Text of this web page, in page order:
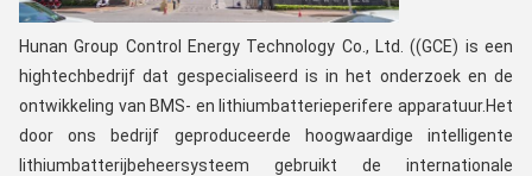
Hunan Group Control Energy Technology Co., Ltd. ((GCE) is een
hightechbedrijf dat gespecialiseerd is in het onderzoek en de
ontwikkeling van BMS- en lithiumbatterieperifere apparatuur.Het
door ons bedrijf geproduceerde hoogwaardige intelligente
lithiumbatterijbeheersysteem gebruikt de internationale